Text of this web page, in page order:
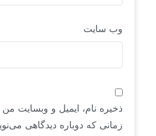
وب‌ سایت
ذخیره نام، ایمیل و وبسایت
زمانی که دوباره دیدگاهی